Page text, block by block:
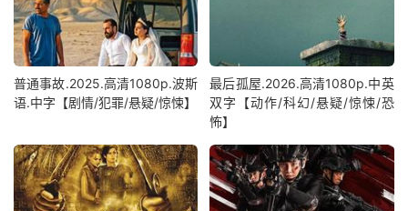
普通事故.2025.高清1080p.波斯
语.中字【剧情/犯罪/悬疑/惊悚】
最后孤屋.2026.高清1080p.中英
双字【动作/科幻/悬疑/惊悚/恐
怖】